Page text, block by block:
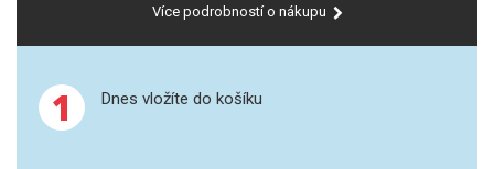
VÝBOJKY PRO UV/VIS
KYVETY
Více podrobností o nákupu
1 Dnes vložíte do košíku